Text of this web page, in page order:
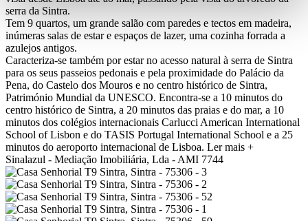
serra da Sintra.
Tem 9 quartos, um grande salão com paredes e tectos em madeira,
inúmeras salas de estar e espaços de lazer, uma cozinha forrada a
azulejos antigos.
Caracteriza-se também por estar no acesso natural à serra de Sintra
para os seus passeios pedonais e pela proximidade do Palácio da
Pena, do Castelo dos Mouros e no centro histórico de Sintra,
Património Mundial da UNESCO. Encontra-se a 10 minutos do
centro histórico de Sintra, a 20 minutos das praias e do mar, a 10
minutos dos colégios internacionais Carlucci American International
School of Lisbon e do TASIS Portugal International School e a 25
minutos do aeroporto internacional de Lisboa. Ler mais +
Sinalazul - Mediação Imobiliária, Lda - AMI 7744